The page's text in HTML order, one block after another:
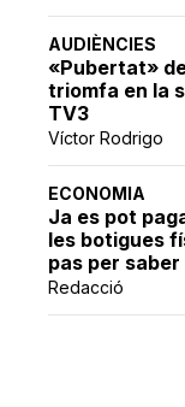
AUDIÈNCIES
«Pubertat»
triomfa en la
TV3
Víctor Rodrigo
ECONOMIA
Ja es pot
les botigues
pas per
Redacció